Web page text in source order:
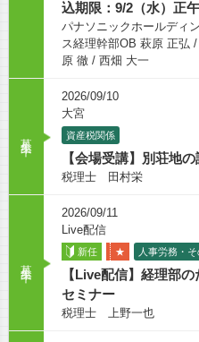
込期限：9/2（水）正午
パナソニックホールディ
ス経理幹部OB 萩原 正弘 /
原 徹 / 西畑 大一
2026/09/10
大宮
資産税関係
【会場受講】別荘地
税理士 田村栄
2026/09/11
Live配信
新任 ★ 人事労務・
【Live配信】経理部
セミナー
税理士 上野一也